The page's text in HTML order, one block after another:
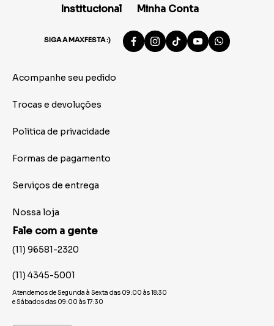
Institucional Minha Conta
SIGA A MAXFESTA :)
Acompanhe seu pedido
Trocas e devoluções
Politica de privacidade
Formas de pagamento
Serviços de entrega
Nossa loja
Fale com a gente
(11) 96581-2320
(11) 4345-5001
Atendemos de Segunda à Sexta das 09:00 às 18:30
e Sábados das 09:00 às 17:30